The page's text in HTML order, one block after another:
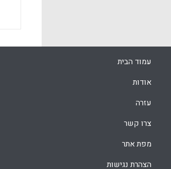
עמוד הבית
אודות
עזרה
צרו קשר
מפת אתר
הצהרת נגישות